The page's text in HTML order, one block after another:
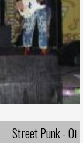
Street Punk - Oi